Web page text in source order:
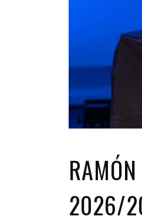
2026/